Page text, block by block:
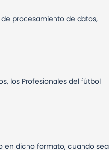
procesamiento de datos,
los Profesionales del fútbol
en dicho formato, cuando sea